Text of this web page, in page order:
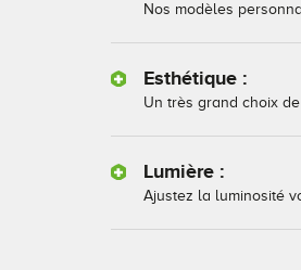
Nos modèles
Esthétique :
Un très grand choix
Lumière :
Ajustez la luminosité